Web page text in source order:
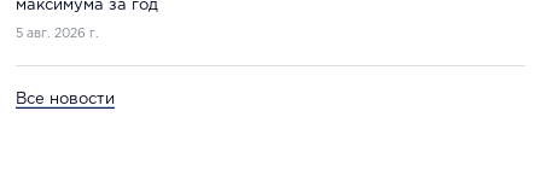
максимума за год
5 авг. 2026 г.
Все новости